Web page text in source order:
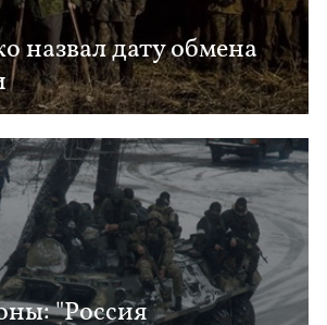
назвал дату обмена
"Россия